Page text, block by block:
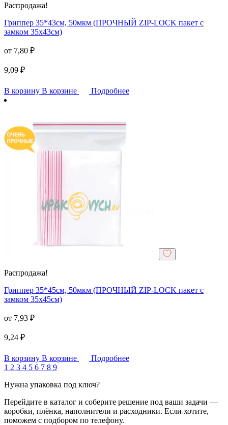
Распродажа!
Гриппер 35*43см, 50мкм (ПРОЧНЫЙ ZIP-LOCK пакет с
замком 35х43см)
от 7,80 ₽
9,09 ₽
В корзину В корзине Подробнее
Распродажа!
Гриппер 35*45см, 50мкм (ПРОЧНЫЙ ZIP-LOCK пакет с
замком 35х45см)
от 7,93 ₽
9,24 ₽
В корзину В корзине
Подробнее
1 2 3 4 5 6 7 8 9
Нужна упаковка под ключ?
Перейдите в каталог и соберите решение под ваши задачи —
коробки, плёнка, наполнители и расходники. Если хотите,
поможем с подбором по телефону.